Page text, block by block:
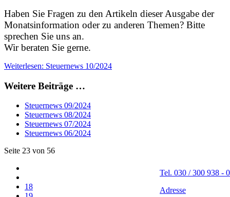
Haben Sie Fragen zu den Artikeln dieser Ausgabe der
Monatsinformation oder zu anderen Themen? Bitte
sprechen Sie uns an.
Wir beraten Sie gerne.
Weiterlesen: Steuernews 10/2024
Weitere Beiträge …
Steuernews 09/2024
Steuernews 08/2024
Steuernews 07/2024
Steuernews 06/2024
Seite 23 von 56
18
Tel. 030 / 300 938 - 0
Adresse